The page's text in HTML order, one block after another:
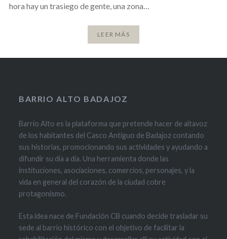
hora hay un trasiego de gente, una zona…
LEER MÁS
BARRIO ALTO BADAJOZ
Barrio Alto es la plataforma que pretende hacer de altavoz
de los habitantes del Casco Antiguo de Badajoz contando
sus historias, promocionando sus actividades y ayudando a
difundir su día a día. Una herramienta donde las
instituciones, asociaciones, comercios, personajes, y la
vida en general del corazón de la ciudad cobre
protagonismo.
Esta idea nace de Fundación CB cuando decide trasladar su
sede al barrio histórico con el objetivo de facilitar la